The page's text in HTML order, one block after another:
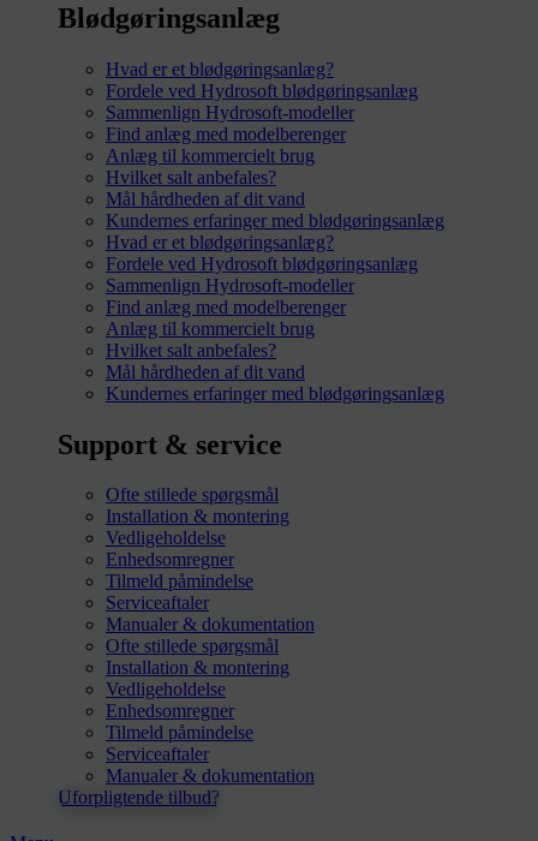
Blødgøringsanlæg
Hvad er et blødgøringsanlæg?
Fordele ved Hydrosoft blødgøringsanlæg
Sammenlign Hydrosoft-modeller
Find anlæg med modelberenger
Anlæg til kommercielt brug
Hvilket salt anbefales?
Mål hårdheden af dit vand
Kundernes erfaringer med blødgøringsanlæg
Hvad er et blødgøringsanlæg?
Fordele ved Hydrosoft blødgøringsanlæg
Sammenlign Hydrosoft-modeller
Find anlæg med modelberenger
Anlæg til kommercielt brug
Hvilket salt anbefales?
Mål hårdheden af dit vand
Kundernes erfaringer med blødgøringsanlæg
Support & service
Ofte stillede spørgsmål
Installation & montering
Vedligeholdelse
Enhedsomregner
Tilmeld påmindelse
Serviceaftaler
Manualer & dokumentation
Ofte stillede spørgsmål
Installation & montering
Vedligeholdelse
Enhedsomregner
Tilmeld påmindelse
Serviceaftaler
Manualer & dokumentation
Uforpligtende tilbud?